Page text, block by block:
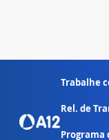
Trabalhe
Rel. de
Programa